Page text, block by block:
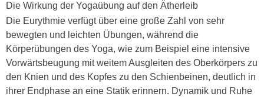
Die Wirkung der Yogaübung auf den Ätherleib
Die Eurythmie verfügt über eine große Zahl von sehr
bewegten und leichten Übungen, während die
Körperübungen des Yoga, wie zum Beispiel eine intensive
Vorwärtsbeugung mit weitem Ausgleiten des Oberkörpers zu
den Knien und des Kopfes zu den Schienbeinen, deutlich in
ihrer Endphase an eine Statik erinnern. Dynamik und Ruhe